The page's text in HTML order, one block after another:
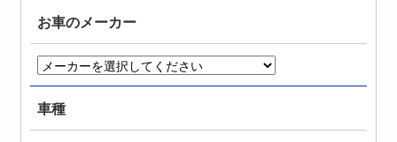
お車のメーカー
車種